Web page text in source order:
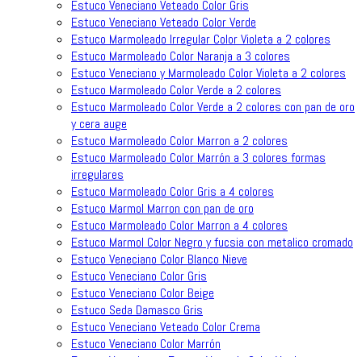
Estuco Veneciano Veteado Color Gris
Estuco Veneciano Veteado Color Verde
Estuco Marmoleado Irregular Color Violeta a 2 colores
Estuco Marmoleado Color Naranja a 3 colores
Estuco Veneciano y Marmoleado Color Violeta a 2 colores
Estuco Marmoleado Color Verde a 2 colores
Estuco Marmoleado Color Verde a 2 colores con pan de oro
y cera auge
Estuco Marmoleado Color Marron a 2 colores
Estuco Marmoleado Color Marrón a 3 colores formas
irregulares
Estuco Marmoleado Color Gris a 4 colores
Estuco Marmol Marron con pan de oro
Estuco Marmoleado Color Marron a 4 colores
Estuco Marmol Color Negro y fucsia con metalico cromado
Estuco Veneciano Color Blanco Nieve
Estuco Veneciano Color Gris
Estuco Veneciano Color Beige
Estuco Seda Damasco Gris
Estuco Veneciano Veteado Color Crema
Estuco Veneciano Color Marrón